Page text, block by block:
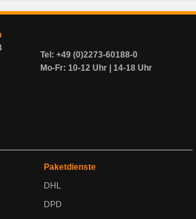
Tel: +49 (0)2273-60188-0
Mo-Fr: 10-12 Uhr | 14-18 Uhr
Paketdienste
DHL
DPD